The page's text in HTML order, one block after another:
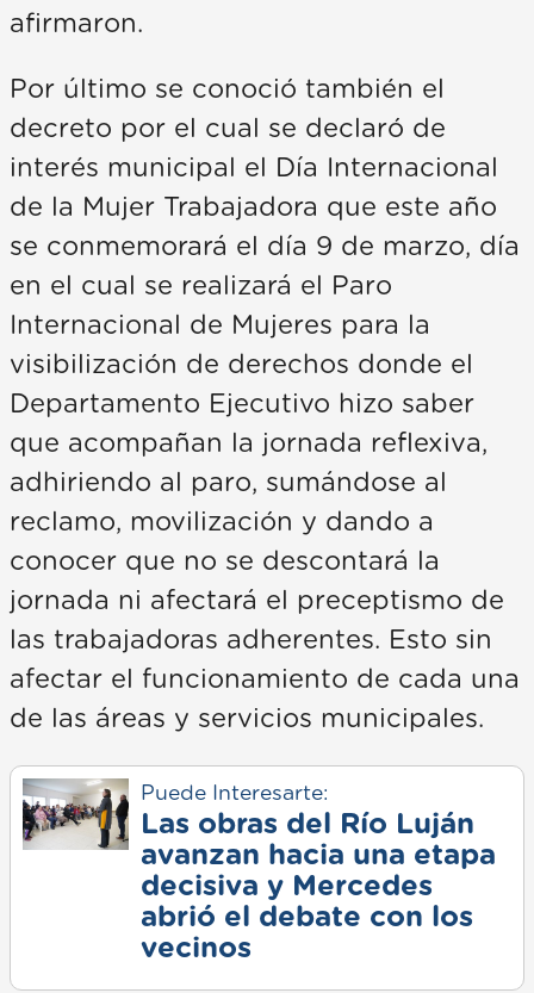
afirmaron.
Por último se conoció también el
decreto por el cual se declaró de
interés municipal el Día Internacional
de la Mujer Trabajadora que este año
se conmemorará el día 9 de marzo, día
en el cual se realizará el Paro
Internacional de Mujeres para la
visibilización de derechos donde el
Departamento Ejecutivo hizo saber
que acompañan la jornada reflexiva,
adhiriendo al paro, sumándose al
reclamo, movilización y dando a
conocer que no se descontará la
jornada ni afectará el preceptismo de
las trabajadoras adherentes. Esto sin
afectar el funcionamiento de cada una
de las áreas y servicios municipales.
Puede Interesarte:
Las obras del Río Luján
avanzan hacia una etapa
decisiva y Mercedes
abrió el debate con los
vecinos